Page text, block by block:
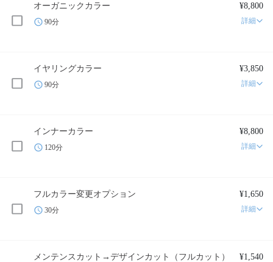
オーガニックカラー ¥8,800
90分 詳細
イヤリングカラー ¥3,850
90分 詳細
インナーカラー ¥8,800
120分 詳細
フルカラー変更オプション ¥1,650
30分 詳細
メンテンスカット→デザインカット（フルカット）
¥1,540